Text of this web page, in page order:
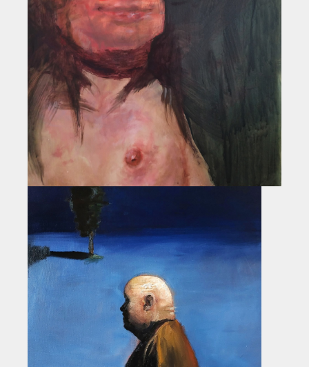
Mitglieder-Info
Sonderpreis Kultur
Veranstaltungen
Aktuell
Regelmäßig
Jahresüberblick
Remisengalerie
Räumlichkeiten
Anfahrt
Anschrift